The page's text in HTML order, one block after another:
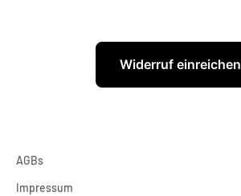
Widerruf einreichen
AGBs
Impressum